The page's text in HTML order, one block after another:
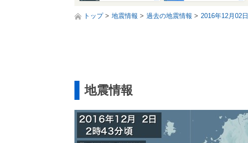
トップ 地震情報 過去の地震情報 2016年12月02日
地震情報